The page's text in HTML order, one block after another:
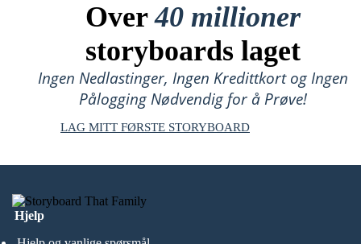
Over40 millioner
storyboards laget
Ingen Nedlastinger, Ingen Kredittkort og Ingen
Pålogging Nødvendig for å Prøve!
LAG MITT FØRSTE STORYBOARD
Hjelp